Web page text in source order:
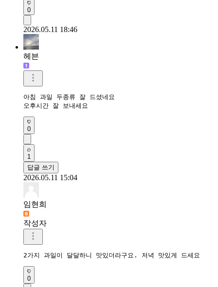
0
2026.05.11 18:46
헤븐
아침 과일 두종류 잘 드셨네요
오후시간 잘 보내세요
0
1
답글 쓰기
2026.05.11 15:04
임현희
작성자
2가지 과일이 달달하니 맛있더라구요. 저녁 맛있게 드세요
0